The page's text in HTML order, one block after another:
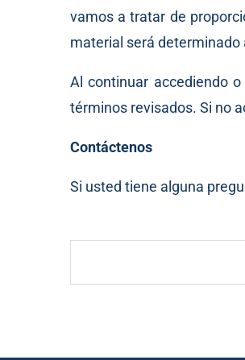
vamos a tratar de
material será determinado
Al continuar accediendo
términos revisados. Si no
Contáctenos
Si usted tiene alguna